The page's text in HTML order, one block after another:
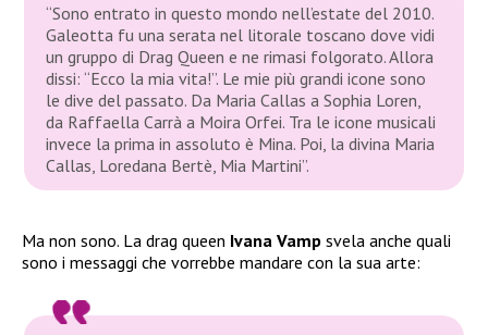
“Sono entrato in questo mondo nell’estate del 2010.
Galeotta fu una serata nel litorale toscano dove vidi
un gruppo di Drag Queen e ne rimasi folgorato. Allora
dissi: “Ecco la mia vita!”. Le mie più grandi icone sono
le dive del passato. Da Maria Callas a Sophia Loren,
da Raffaella Carrà a Moira Orfei. Tra le icone musicali
invece la prima in assoluto è Mina. Poi, la divina Maria
Callas, Loredana Bertè, Mia Martini”.
Ma non sono. La drag queen Ivana Vamp svela anche quali
sono i messaggi che vorrebbe mandare con la sua arte: